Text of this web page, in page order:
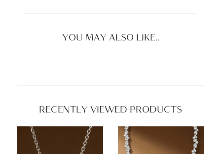
YOU MAY ALSO LIKE..
RECENTLY VIEWED PRODUCTS